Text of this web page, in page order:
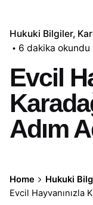
Hukuki Bilgiler
6 dakika okundu
Evcil
Adım
Home
Hukuki
Evcil Hayvanınızla